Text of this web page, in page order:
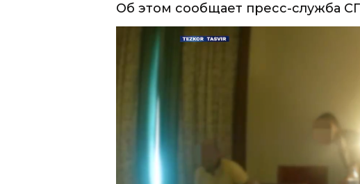
Об этом сообщает пресс-служба